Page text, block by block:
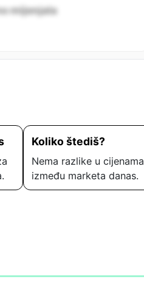
mijenjala
Koliko štediš?
Nema razlike u cijenama
između marketa danas.